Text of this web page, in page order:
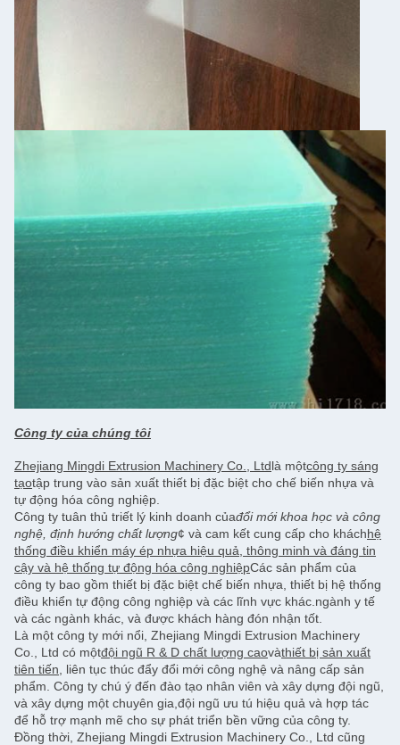
Công ty của chúng tôi
Zhejiang Mingdi Extrusion Machinery Co., Ltdlà mộtcông ty sáng
tạotập trung vào sản xuất thiết bị đặc biệt cho chế biến nhựa và
tự động hóa công nghiệp.
Công ty tuân thủ triết lý kinh doanh củađổi mới khoa học và công
nghệ, định hướng chất lượng¢ và cam kết cung cấp cho kháchhệ
thống điều khiển máy ép nhựa hiệu quả, thông minh và đáng tin
cậy và hệ thống tự động hóa công nghiệpCác sản phẩm của
công ty bao gồm thiết bị đặc biệt chế biến nhựa, thiết bị hệ thống
điều khiển tự động công nghiệp và các lĩnh vực khác.ngành y tế
và các ngành khác, và được khách hàng đón nhận tốt.
Là một công ty mới nổi, Zhejiang Mingdi Extrusion Machinery
Co., Ltd có mộtđội ngũ R & D chất lượng caovàthiết bị sản xuất
tiên tiến , liên tục thúc đẩy đổi mới công nghệ và nâng cấp sản
phẩm. Công ty chú ý đến đào tạo nhân viên và xây dựng đội ngũ,
và xây dựng một chuyên gia,đội ngũ ưu tú hiệu quả và hợp tác
để hỗ trợ mạnh mẽ cho sự phát triển bền vững của công ty.
Đồng thời, Zhejiang Mingdi Extrusion Machinery Co., Ltd cũng